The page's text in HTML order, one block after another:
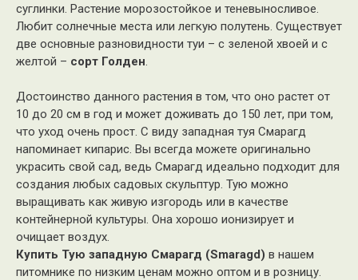
суглинки. Растение морозостойкое и теневыносливое.
Любит солнечные места или легкую полутень. Существует
две основные разновидности туи – с зеленой хвоей и с
желтой – сорт Голден.
Достоинство данного растения в том, что оно растет от
10 до 20 см в год и может доживать до 150 лет, при том,
что уход очень прост. С виду западная туя Смарагд
напоминает кипарис. Вы всегда можете оригинально
украсить свой сад, ведь Смарагд идеально подходит для
создания любых садовых скульптур. Тую можно
выращивать как живую изгородь или в качестве
контейнерной культуры. Она хорошо ионизирует и
очищает воздух.
Купить Тую западную Смарагд (Smaragd) в нашем
питомнике по низким ценам можно оптом и в розницу.